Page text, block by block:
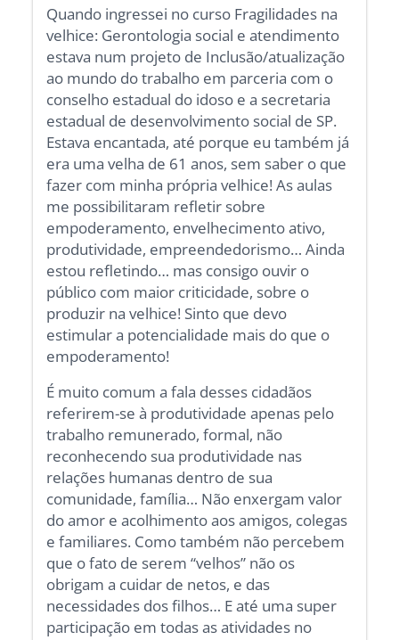
Quando ingressei no curso Fragilidades na
velhice: Gerontologia social e atendimento
estava num projeto de Inclusão/atualização
ao mundo do trabalho em parceria com o
conselho estadual do idoso e a secretaria
estadual de desenvolvimento social de SP.
Estava encantada, até porque eu também já
era uma velha de 61 anos, sem saber o que
fazer com minha própria velhice! As aulas
me possibilitaram refletir sobre
empoderamento, envelhecimento ativo,
produtividade, empreendedorismo… Ainda
estou refletindo… mas consigo ouvir o
público com maior criticidade, sobre o
produzir na velhice! Sinto que devo
estimular a potencialidade mais do que o
empoderamento!
É muito comum a fala desses cidadãos
referirem-se à produtividade apenas pelo
trabalho remunerado, formal, não
reconhecendo sua produtividade nas
relações humanas dentro de sua
comunidade, família… Não enxergam valor
do amor e acolhimento aos amigos, colegas
e familiares. Como também não percebem
que o fato de serem “velhos” não os
obrigam a cuidar de netos, e das
necessidades dos filhos… E até uma super
participação em todas as atividades no